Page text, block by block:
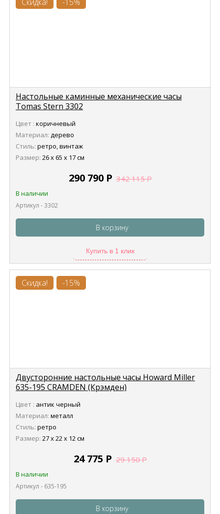
Настольные каминные механические часы
Tomas Stern 3302
Цвет : коричневый
Материал: дерево
Стиль: ретро, винтаж
Размер: 26 х 65 х 17 см
290 790 Р 342 115Р
В наличии
Артикул - 3302
В корзину
Купить в 1 клик
Скидка! -15%
Двусторонние настольные часы Howard Miller
635-195 CRAMDEN (Крэмден)
Цвет : антик черный
Материал: металл
Стиль: ретро
Размер: 27 х 22 х 12 см
24 775 Р 29 150Р
В наличии
Артикул - 635-195
В корзину